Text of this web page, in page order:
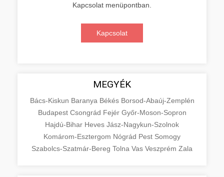
Kapcsolat menüpontban.
Kapcsolat
MEGYÉK
Bács-Kiskun Baranya Békés Borsod-Abaúj-Zemplén
Budapest Csongrád Fejér Győr-Moson-Sopron
Hajdú-Bihar Heves Jász-Nagykun-Szolnok
Komárom-Esztergom Nógrád Pest Somogy
Szabolcs-Szatmár-Bereg Tolna Vas Veszprém Zala